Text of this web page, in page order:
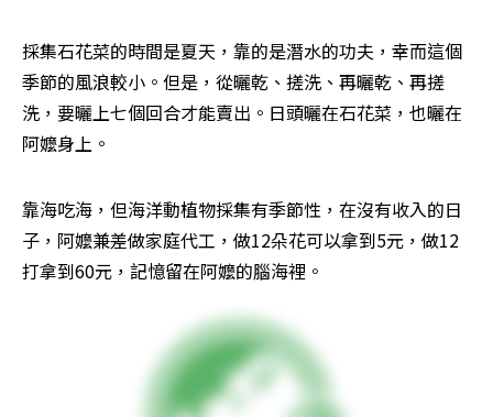
採集石花菜的時間是夏天，靠的是潛水的功夫，幸而這個
季節的風浪較小。但是，從曬乾、搓洗、再曬乾、再搓
洗，要曬上七個回合才能賣出。日頭曬在石花菜，也曬在
阿嬤身上。
靠海吃海，但海洋動植物採集有季節性，在沒有收入的日
子，阿嬤兼差做家庭代工，做12朵花可以拿到5元，做12
打拿到60元，記憶留在阿嬤的腦海裡。